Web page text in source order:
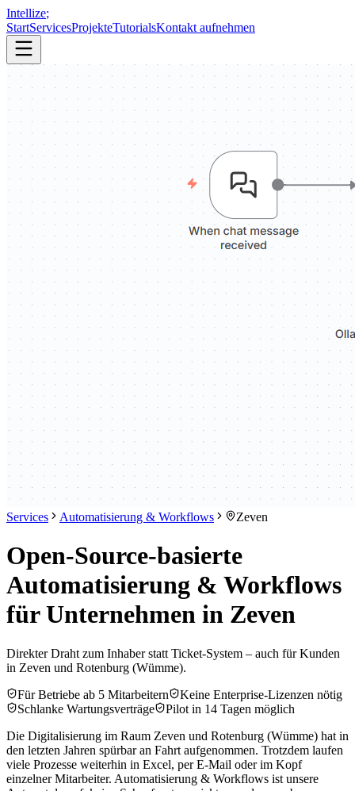
Intellize;
StartServicesProjekteTutorialsKontakt aufnehmen
Services Automatisierung & Workflows Zeven
Open-Source-basierte
Automatisierung & Workflows
für Unternehmen in Zeven
Direkter Draht zum Inhaber statt Ticket-System – auch für Kunden
in Zeven und Rotenburg (Wümme).
Für Betriebe ab 5 Mitarbeitern
Keine Enterprise-Lizenzen nötig
Schlanke Wartungsverträge
Pilot in 14 Tagen möglich
Die Digitalisierung im Raum Zeven und Rotenburg (Wümme) hat in
den letzten Jahren spürbar an Fahrt aufgenommen. Trotzdem laufen
viele Prozesse weiterhin in Excel, per E-Mail oder im Kopf
einzelner Mitarbeiter. Automatisierung & Workflows ist unsere